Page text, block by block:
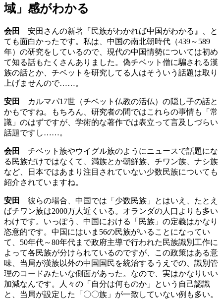
域」感がわかる
会田
安田さんの新著『民族がわかれば中国がわかる』、と
ても面白かったです。私は、中国の南北朝時代（439～589
年）の研究をしているので、現代の中国情勢については初め
て知る話もたくさんありました。偽チベット僧に騙される漢
族の話とか、チベットを研究してる人はそういう話題は取り
上げませんので……。
安田
カルマパ17世（チベット仏教の活仏）の隠し子の話と
かもですね。もちろん、研究者の間ではこれらの事情も「常
識」のはずですが、学術的な著作では表立って言及しづらい
話題ですし……。
会田
チベット族やウイグル族のようにニュースで話題にな
る民族だけではなくて、満族とか朝鮮族、チワン族、ナシ族
など、日本ではあまり注目されていない少数民族についても
紹介されていますね。
安田
彼らの場合、中国では「少数民族」とはいえ、たとえ
ばチワン族は2000万人近くいる。オランダの人口よりも多い
わけです。いっぽう、中国における「民族」の定義はかなり
恣意的です。中国にはいま56の民族がいることになってい
て、50年代～80年代まで政府主導で行われた民族識別工作に
よって各民族が分けられているのですが、この政策はある意
味、当局が漢族以外の中国国民を統治するうえでの、識別管
理のコードみたいな側面があった。なので、実はかなりいい
加減なんです。人々の「自分は何ものか」という自己認識
と、当局が設定した「〇〇族」が一致していない例も多い。